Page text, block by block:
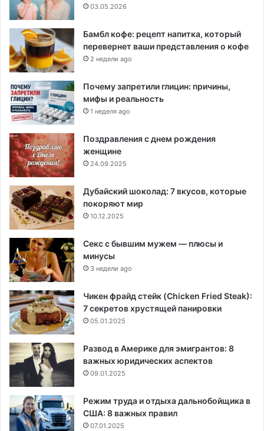
03.05.2026
Бамбл кофе: рецепт напитка, который
перевернет ваши представления о кофе
2 недели ago
Почему запретили глицин: причины,
мифы и реальность
1 неделя ago
Поздравления с днем рождения
женщине
24.09.2025
Дубайский шоколад: 7 вкусов, которые
покоряют мир
10.12.2025
Секс с бывшим мужем — плюсы и
минусы
3 недели ago
Чикен фрайд стейк (Chicken Fried Steak):
7 секретов хрустящей панировки
05.01.2025
Развод в Америке для эмигрантов: 8
важных юридических аспектов
09.01.2025
Режим труда и отдыха дальнобойщика в
США: 8 важных правил
07.01.2025